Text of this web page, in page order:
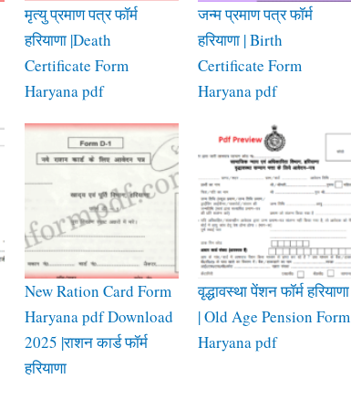
मृत्यु प्रमाण पत्र फॉर्म
हरियाणा |Death
Certificate Form
Haryana pdf
जन्म प्रमाण पत्र फॉर्म
हरियाणा | Birth
Certificate Form
Haryana pdf
New Ration Card Form
Haryana pdf Download
2025 |राशन कार्ड फॉर्म
हरियाणा
वृद्धावस्था पेंशन फॉर्म हरियाणा
| Old Age Pension Form
Haryana pdf